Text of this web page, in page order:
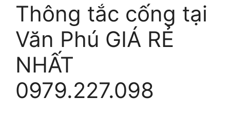
Thông tắc cống tại
Văn Phú GIÁ RẺ
NHẤT
0979.227.098